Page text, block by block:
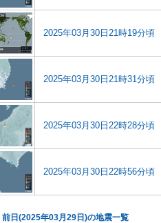
2025年03月30日21時19分頃
2025年03月30日21時31分頃
2025年03月30日22時28分頃
2025年03月30日22時56分頃
前日(2025年03月29日)の地震一覧